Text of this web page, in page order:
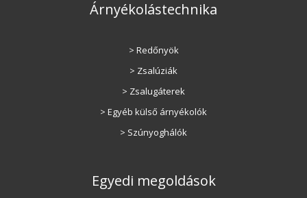
Árnyékolástechnika
> Redőnyök
> Zsalúziák
> Zsalugáterek
> Egyéb külső árnyékolók
> Szúnyoghálók
Egyedi megoldások